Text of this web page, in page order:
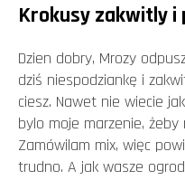
Krokusy zakwitly i
Dzien dobry, Mrozy
dziś niespodziankę i
ciesz. Nawet nie wiecie
bylo moje marzenie,
Zamówilam mix, więc
trudno. A jak wasze